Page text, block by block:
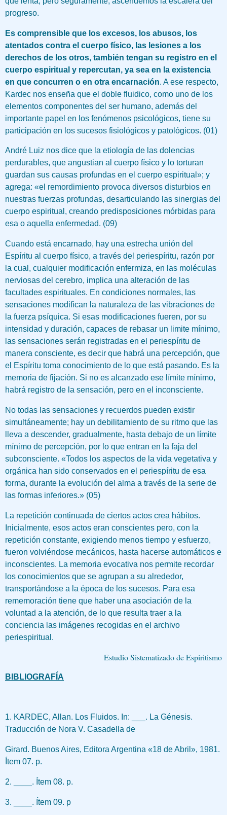
progreso.
Es comprensible que los excesos, los abusos, los
atentados contra el cuerpo físico, las lesiones a los
derechos de los otros, también tengan su registro en el
cuerpo espiritual y repercutan, ya sea en la existencia
en que concurren o en otra encarnación. A ese respecto,
Kardec nos enseña que el doble fluidico, como uno de los
elementos componentes del ser humano, además del
importante papel en los fenómenos psicológicos, tiene su
participación en los sucesos fisiológicos y patológicos. (01)
André Luiz nos dice que la etiología de las dolencias
perdurables, que angustian al cuerpo físico y lo torturan
guardan sus causas profundas en el cuerpo espiritual»; y
agrega: «el remordimiento provoca diversos disturbios en
nuestras fuerzas profundas, desarticulando las sinergias del
cuerpo espiritual, creando predisposiciones mórbidas para
esa o aquella enfermedad. (09)
Cuando está encarnado, hay una estrecha unión del
Espíritu al cuerpo físico, a través del periespíritu, razón por
la cual, cualquier modificación enfermiza, en las moléculas
nerviosas del cerebro, implica una alteración de las
facultades espirituales. En condiciones normales, las
sensaciones modifican la naturaleza de las vibraciones de
la fuerza psíquica. Si esas modificaciones fueren, por su
intensidad y duración, capaces de rebasar un limite mínimo,
las sensaciones serán registradas en el periespíritu de
manera consciente, es decir que habrá una percepción, que
el Espíritu toma conocimiento de lo que está pasando. Es la
memoria de fijación. Si no es alcanzado ese límite mínimo,
habrá registro de la sensación, pero en el inconsciente.
No todas las sensaciones y recuerdos pueden existir
simultáneamente; hay un debilitamiento de su ritmo que las
lleva a descender, gradualmente, hasta debajo de un límite
mínimo de percepción, por lo que entran en la faja del
subconsciente. «Todos los aspectos de la vida vegetativa y
orgánica han sido conservados en el periespíritu de esa
forma, durante la evolución del alma a través de la serie de
las formas inferiores.» (05)
La repetición continuada de ciertos actos crea hábitos.
Inicialmente, esos actos eran conscientes pero, con la
repetición constante, exigiendo menos tiempo y esfuerzo,
fueron volviéndose mecánicos, hasta hacerse automáticos e
inconscientes. La memoria evocativa nos permite recordar
los conocimientos que se agrupan a su alrededor,
transportándose a la época de los sucesos. Para esa
rememoración tiene que haber una asociación de la
voluntad a la atención, de lo que resulta traer a la
conciencia las imágenes recogidas en el archivo
periespiritual.
Estudio Sistematizado de Espiritismo
BIBLIOGRAFÍA
1. KARDEC, Allan. Los Fluidos. In: ___. La Génesis.
Traducción de Nora V. Casadella de
Girard. Buenos Aires, Editora Argentina «18 de Abril», 1981.
Ítem 07. p.
2. ____. Ítem 08. p.
3. ____. Ítem 09. p